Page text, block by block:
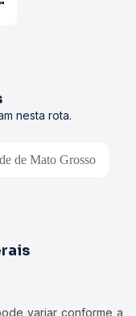
nesta rota.
de Mato Grosso
variar conforme a